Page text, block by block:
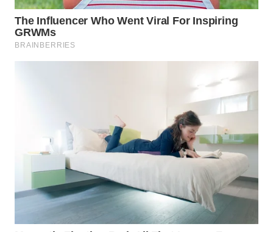
TENGAH
WN DELI
WN
KARAWANG